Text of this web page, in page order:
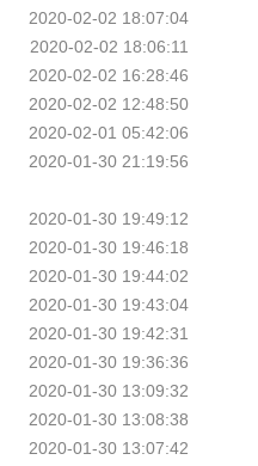
2020-02-02 18:07:04
2020-02-02 18:06:11
2020-02-02 16:28:46
2020-02-02 12:48:50
2020-02-01 05:42:06
2020-01-30 21:19:56
2020-01-30 19:49:12
2020-01-30 19:46:18
2020-01-30 19:44:02
2020-01-30 19:43:04
2020-01-30 19:42:31
2020-01-30 19:36:36
2020-01-30 13:09:32
2020-01-30 13:08:38
2020-01-30 13:07:42